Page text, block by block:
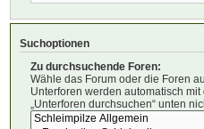
Suchoptionen
Zu durchsuchende Foren:
Wähle das Forum oder die Foren
Unterforen werden automatisch
„Unterforen durchsuchen“ unten